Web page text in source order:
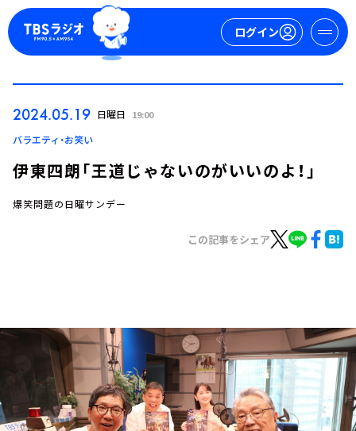
ログイン
ログイン
トピックス
TBS Podcast
お知らせ
イベント・グッズ
YouTube
会社情報
2024.05.19 日曜日 19:00
バラエティ・お笑い
伊東四朗「王道じゃないのがいいのよ！」
爆笑問題の日曜サンデー
この記事をシェア